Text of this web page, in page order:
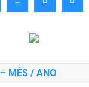
MÊS / ANO